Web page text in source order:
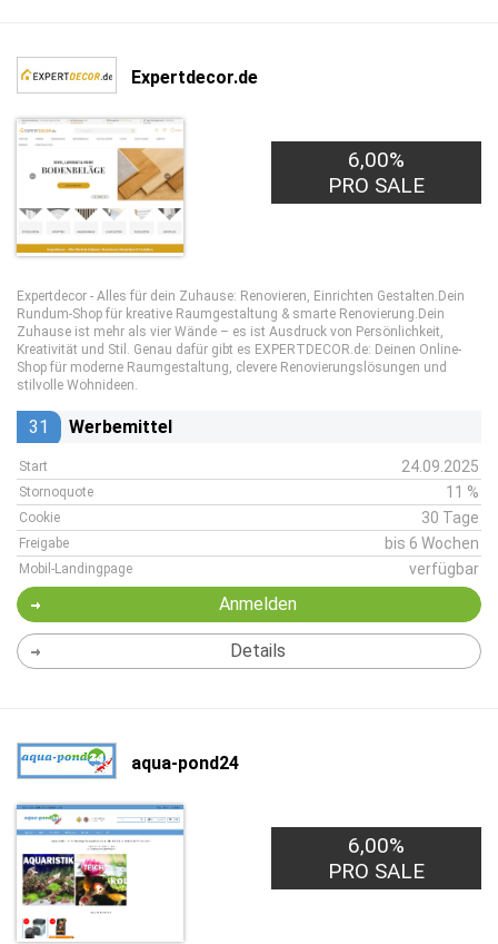
Expertdecor.de
6,00%
PRO SALE
Expertdecor - Alles für dein Zuhause: Renovieren, Einrichten Gestalten.Dein
Rundum-Shop für kreative Raumgestaltung & smarte Renovierung.Dein
Zuhause ist mehr als vier Wände – es ist Ausdruck von Persönlichkeit,
Kreativität und Stil. Genau dafür gibt es EXPERTDECOR.de: Deinen Online-
Shop für moderne Raumgestaltung, clevere Renovierungslösungen und
stilvolle Wohnideen.
31 Werbemittel
Start 24.09.2025
Stornoquote 11 %
Cookie 30 Tage
Freigabe bis 6 Wochen
Mobil-Landingpage verfügbar
Anmelden
Details
aqua-pond24
6,00%
PRO SALE